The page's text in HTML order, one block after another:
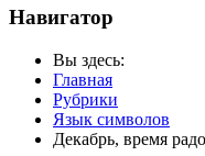
Навигатор
Вы здесь:
Главная
Рубрики
Язык символов
Декабрь, время